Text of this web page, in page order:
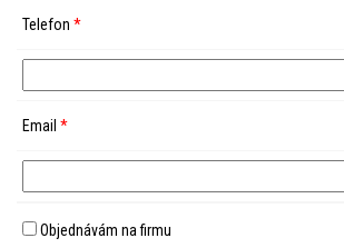
Telefon *
Email *
Objednávám na firmu